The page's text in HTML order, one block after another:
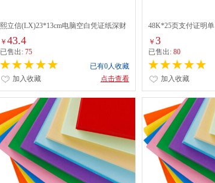
熙立信(LX)23*13cm电脑空白凭证纸深财
优80g
￥ 43.4
已售出: 75
已有0人收藏
点击查看
加入收藏
48K*25页支付证明单
￥ 3
已售出: 80
加入收藏